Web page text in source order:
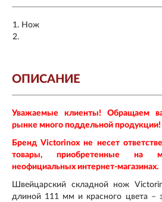
Нож
ОПИСАНИЕ
Уважаемые клиенты! Обращаем
рынке много поддельной продукции!
Бренд Victorinox не несет
товары, приобретенные на
неофициальных интернет-магазинах.
Швейцарский складной нож
длиной 111 мм и красного цвета –